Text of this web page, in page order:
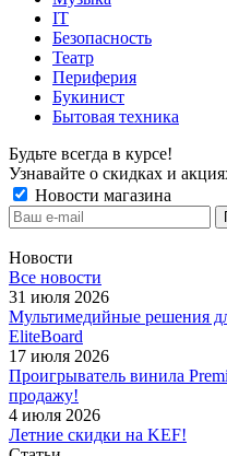
IT
Безопасность
Театр
Периферия
Букинист
Бытовая техника
Будьте всегда в курсе!
Узнавайте о скидках и
Новости магазина
Новости
Все новости
31 июля 2026
Мультимедийные решения
EliteBoard
17 июля 2026
Проигрыватель винила
продажу!
4 июля 2026
Летние скидки на KEF!